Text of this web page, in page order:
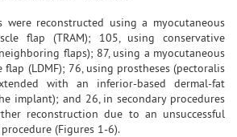
reconstructed using a myocutaneous
flap (TRAM); 105, using conservative
flaps); 87, using a myocutaneous
flap (LDMF); 76, using prostheses (pectoralis
with an inferior-based dermal-fat
implant); and 26, in secondary procedures
reconstruction due to an unsuccessful
(Figures 1-6).